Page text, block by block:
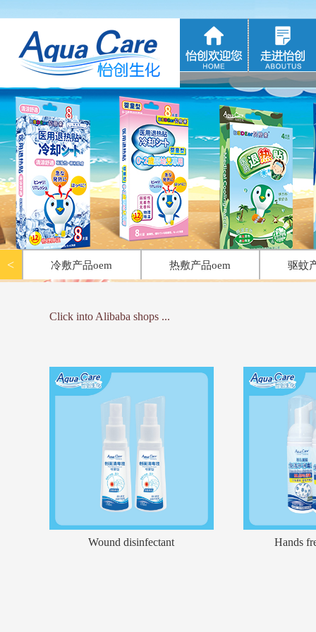
<< 退热贴系列
|
<<
冷敷产品oem
< 冷敷产品oem 热敷产品oem 驱蚊
Click into Alibaba shops ...
Wound disinfectant Hands